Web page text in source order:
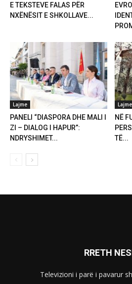
E TEKSTEVE FALAS PËR
NXËNËSIT E SHKOLLAVE...
Lajme
PANELI “DIASPORA DHE MALI I
ZI – DIALOG I HAPUR”:
NDRYSHIMET...
Lajme
NË
TË...
RRETH
Televizioni i parë i pavarur